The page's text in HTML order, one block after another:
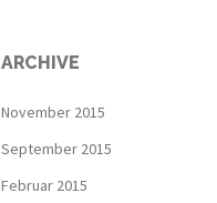
ARCHIVE
November 2015
September 2015
Februar 2015